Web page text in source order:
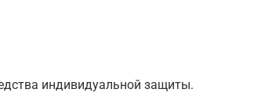
индивидуальной защиты.